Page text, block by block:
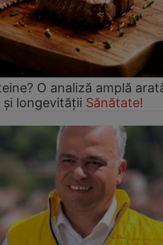
O analiză amplă
longevității Sănătate!